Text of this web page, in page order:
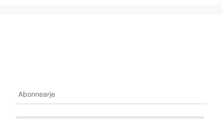
Abonnearje